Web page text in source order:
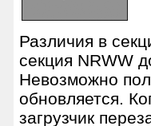
Различия в
секция NRWW
Невозможно
обновляется.
загрузчик